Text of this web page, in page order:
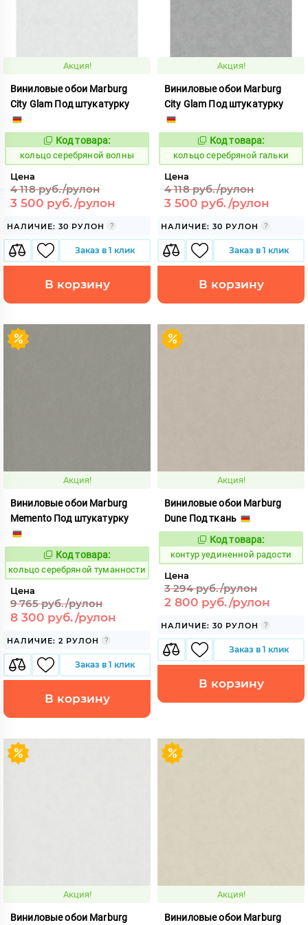
Акция!
Виниловые обои Marburg
City Glam Под штукатурку
Код:
745012
Код товара:
кольцо серебряной волны
Цена
4 118 руб./рулон
3 500 руб./рулон
НАЛИЧИЕ: 30 РУЛОН
Заказ в 1 клик
В корзину
Акция!
Виниловые обои Marburg
City Glam Под штукатурку
Код:
745015
Код товара:
кольцо серебряной гальки
Цена
4 118 руб./рулон
3 500 руб./рулон
НАЛИЧИЕ: 30 РУЛОН
Заказ в 1 клик
В корзину
Акция!
Виниловые обои Marburg
Memento Под штукатурку
Код:
745109
Код товара:
кольцо серебряной туманности
Цена
9 765 руб./рулон
8 300 руб./рулон
НАЛИЧИЕ: 2 РУЛОН
Заказ в 1 клик
В корзину
Акция!
Виниловые обои Marburg
Dune Под ткань
Код:
763577
Код товара:
контур уединенной радости
Цена
3 294 руб./рулон
2 800 руб./рулон
НАЛИЧИЕ: 30 РУЛОН
Заказ в 1 клик
В корзину
Акция!
Виниловые обои Marburg
Акция!
Виниловые обои Marburg